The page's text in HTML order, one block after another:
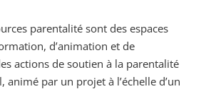
parentalité sont des espaces
d’animation et de
actions de soutien à la parentalité
animé par un projet à l’échelle d’un